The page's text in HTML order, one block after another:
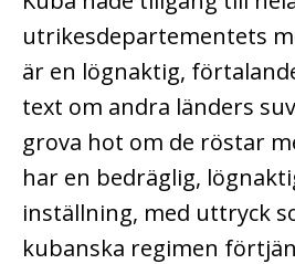
utrikesdepartementets
är en lögnaktig,
text om andra länders
grova hot om de röstar
har en bedräglig,
inställning, med uttryck
kubanska regimen